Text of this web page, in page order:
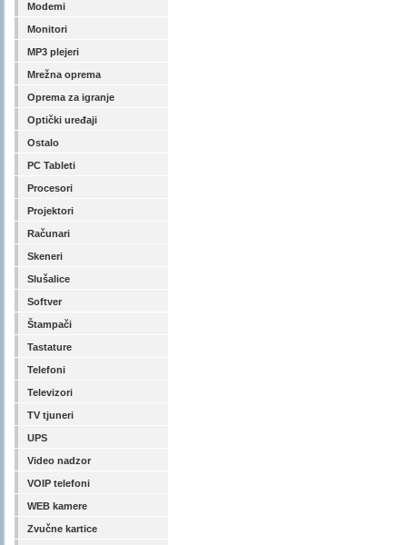
Modemi
Monitori
MP3 plejeri
Mrežna oprema
Oprema za igranje
Optički uređaji
Ostalo
PC Tableti
Procesori
Projektori
Računari
Skeneri
Slušalice
Softver
Štampači
Tastature
Telefoni
Televizori
TV tjuneri
UPS
Video nadzor
VOIP telefoni
WEB kamere
Zvučne kartice